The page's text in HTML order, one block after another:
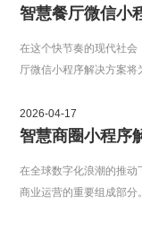
智慧餐厅微信小
在这个快节奏的现代社
厅微信小程序解决方案将
2026-04-17
智慧商圈小程序
在全球数字化浪潮的推
商业运营的重要组成部分